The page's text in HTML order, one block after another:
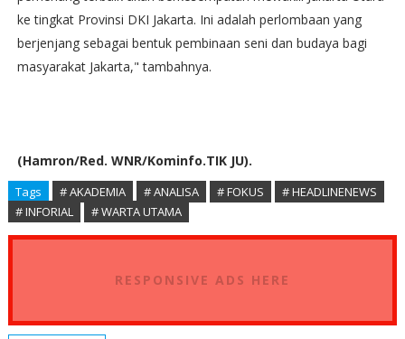
ke tingkat Provinsi DKI Jakarta. Ini adalah perlombaan yang
berjenjang sebagai bentuk pembinaan seni dan budaya bagi
masyarakat Jakarta," tambahnya.
(Hamron/Red. WNR/Kominfo.TIK JU).
Tags # AKADEMIA # ANALISA # FOKUS
# HEADLINENEWS
# INFORIAL
# WARTA UTAMA
RESPONSIVE ADS HERE